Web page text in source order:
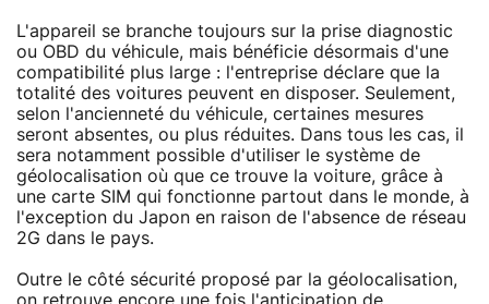
L'appareil se branche toujours sur la prise diagnostic
ou OBD du véhicule, mais bénéficie désormais d'une
compatibilité plus large : l'entreprise déclare que la
totalité des voitures peuvent en disposer. Seulement,
selon l'ancienneté du véhicule, certaines mesures
seront absentes, ou plus réduites. Dans tous les cas, il
sera notamment possible d'utiliser le système de
géolocalisation où que ce trouve la voiture, grâce à
une carte SIM qui fonctionne partout dans le monde, à
l'exception du Japon en raison de l'absence de réseau
2G dans le pays.
Outre le côté sécurité proposé par la géolocalisation,
on retrouve encore une fois l'anticipation de